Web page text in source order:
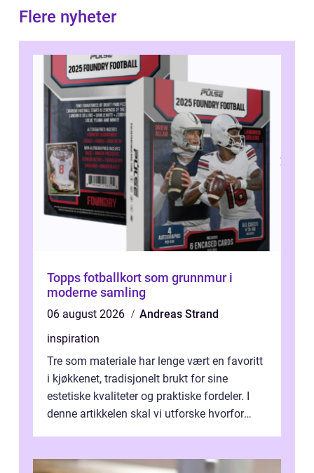
Flere nyheter
Topps fotballkort som grunnmur i
moderne samling
06 august 2026
Andreas Strand
inspiration
Tre som materiale har lenge vært en favoritt
i kjøkkenet, tradisjonelt brukt for sine
estetiske kvaliteter og praktiske fordeler. I
denne artikkelen skal vi utforske hvorfor